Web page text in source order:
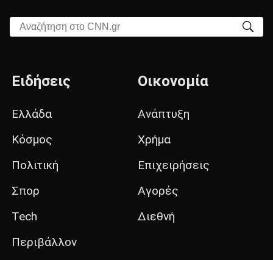
Αναζήτηση στο CNN.gr
Ειδήσεις
Ελλάδα
Κόσμος
Πολιτική
Σπορ
Tech
Περιβάλλον
Οικονομία
Ανάπτυξη
Χρήμα
Επιχειρήσεις
Αγορές
Διεθνή